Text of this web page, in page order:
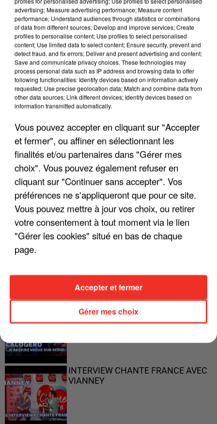
LES INTERVIEWS CHANTE
FRANCE
Voir plus
"JE SUIS À DISPOSITION DES
ENFOIRÉS"
"ON A TOUS LE TRAC"
"ON N'EST PAS DES PARENTS
"JE RESPIRE MIEUX SUR SCÈNE" -
CALOGERO
INTERVIEW CHANTE FRANCE AVEC
VIANNEY
advertising; Measure advertising performance; Measure content
performance; Understand audiences through statistics or combinations
of data from different sources; Develop and improve services; Create
profiles to personalise content; Use profiles to select personalised
content; Use limited data to select content; Ensure security, prevent and
detect fraud, and fix errors; Deliver and present advertising and content;
Save and communicate privacy choices. These technologies may
process personal data such as IP address and browsing data to offer
following functionalities: Identify devices based on information actively
requested; Use precise geolocation data; Match and combine data from
other data sources; Link different devices; Identify devices based on
information transmitted automatically.
Vous pouvez accepter en cliquant sur "Accepter
et fermer", ou affiner en sélectionnant les
finalités et/ou partenaires dans "Gérer mes
choix". Vous pouvez également refuser en
cliquant sur "Continuer sans accepter". Vos
préférences ne s'appliqueront que pour ce site.
Vous pouvez mettre à jour vos choix, ou retirer
votre consentement à tout moment via le lien
"Gérer les cookies" situé en bas de chaque
page.
Gérer mes choix
Accepter et fermer